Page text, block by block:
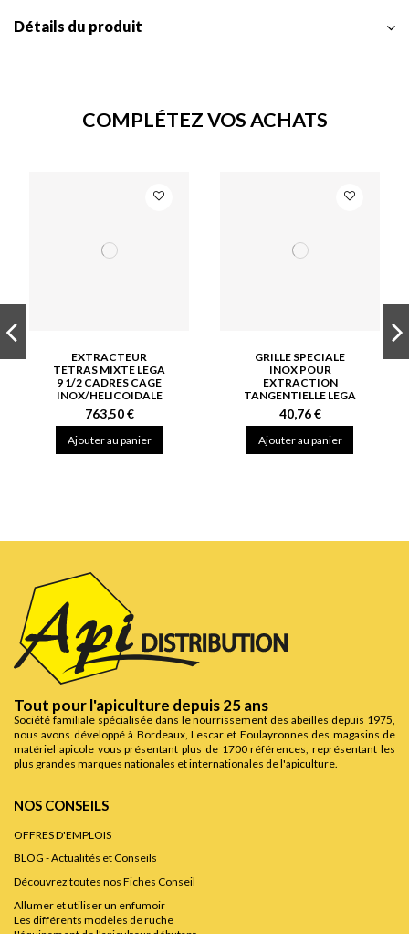
Détails du produit
COMPLÉTEZ VOS ACHATS
EXTRACTEUR
TETRAS MIXTE LEGA
9 1/2 CADRES CAGE
INOX/HELICOIDALE
763,50 €
Ajouter au panier
GRILLE SPECIALE
INOX POUR
EXTRACTION
TANGENTIELLE LEGA
40,76 €
Ajouter au panier
Tout pour l'apiculture depuis 25 ans
Société familiale spécialisée dans le nourrissement des abeilles depuis 1975,
nous avons développé à Bordeaux, Lescar et Foulayronnes des magasins de
matériel apicole vous présentant plus de 1700 références, représentant les
plus grandes marques nationales et internationales de l'apiculture.
NOS CONSEILS
OFFRES D'EMPLOIS
BLOG - Actualités et Conseils
Découvrez toutes nos Fiches Conseil
Allumer et utiliser un enfumoir
Les différents modèles de ruche